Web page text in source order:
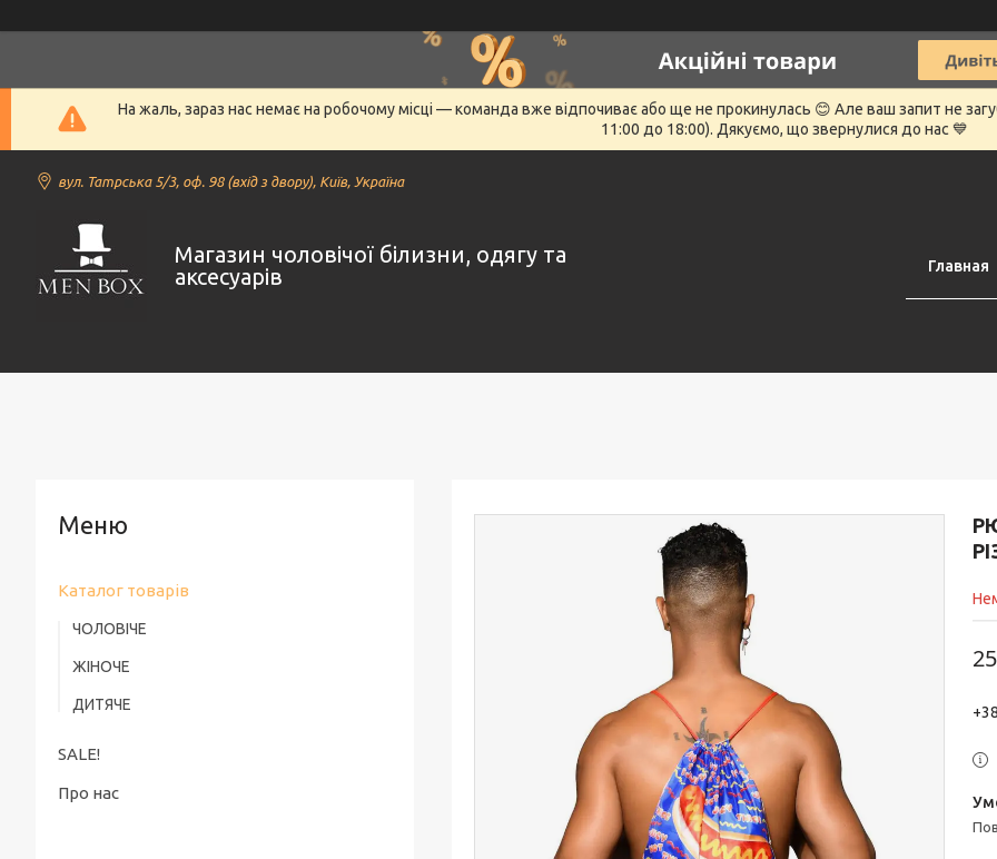
На жаль, зараз нас немає на робочому місці — команда вже відпочиває або ще не прокинулась 😊 Але ваш запит не
11:00 до 18:00). Дякуємо, що звернулися до нас 💙
вул. Татрська 5/3, оф. 98 (вхід з двору), Київ, Україна
Магазин чоловічої білизни, одягу та
аксесуарів
Главная
Каталог товарів
ЧОЛОВІЧЕ
ЖІНОЧЕ
ДИТЯЧЕ
SALE!
Про нас